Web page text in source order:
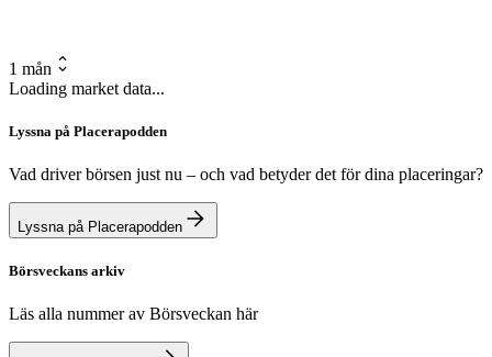
1 mån
Loading market data...
Lyssna på Placerapodden
Vad driver börsen just nu – och vad betyder det för dina placeringar?
Lyssna på Placerapodden
Börsveckans arkiv
Läs alla nummer av Börsveckan här